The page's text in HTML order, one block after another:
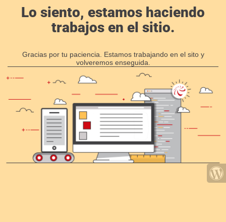
Lo siento, estamos haciendo
trabajos en el sitio.
Gracias por tu paciencia. Estamos trabajando en el sito y
volveremos enseguida.